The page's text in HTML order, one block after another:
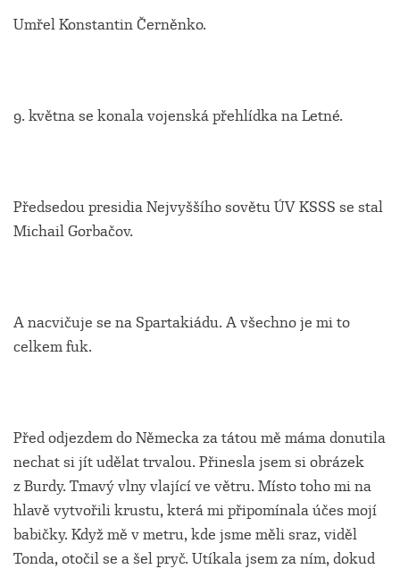
Umřel Konstantin Černěnko.
9. května se konala vojenská přehlídka na Letné.
Předsedou presidia Nejvyššího sovětu ÚV KSSS se stal
Michail Gorbačov.
A nacvičuje se na Spartakiádu. A všechno je mi to
celkem fuk.
Před odjezdem do Německa za tátou mě máma donutila
nechat si jít udělat trvalou. Přinesla jsem si obrázek
z Burdy. Tmavý vlny vlající ve větru. Místo toho mi na
hlavě vytvořili krustu, která mi připomínala účes mojí
babičky. Když mě v metru, kde jsme měli sraz, viděl
Tonda, otočil se a šel pryč. Utíkala jsem za ním, dokud